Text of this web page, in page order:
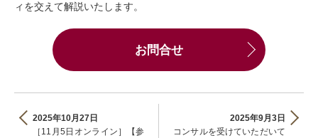
ィを交えて解説いたします。
お問合せ
2025年10月27日
［11月5日オンライン］【参
2025年9月3日
コンサルを受けていただいて